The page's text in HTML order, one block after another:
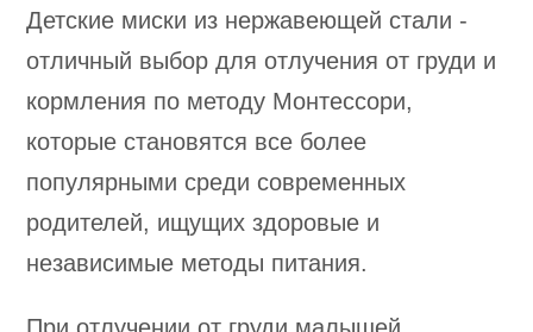
Детские миски из нержавеющей стали -
отличный выбор для отлучения от груди и
кормления по методу Монтессори,
которые становятся все более
популярными среди современных
родителей, ищущих здоровые и
независимые методы питания.